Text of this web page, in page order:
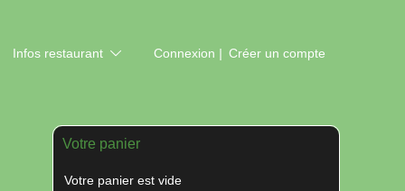
Connexion Créer un compte
Infos restaurant
Votre panier
Votre panier est vide